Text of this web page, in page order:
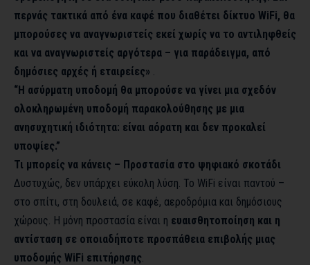
περνάς τακτικά από ένα καφέ που διαθέτει δίκτυο WiFi, θα
μπορούσες να αναγνωριστείς εκεί χωρίς να το αντιληφθείς
και να αναγνωριστείς αργότερα – για παράδειγμα, από
δημόσιες αρχές ή εταιρείες»
“Η ασύρματη υποδομή θα μπορούσε να γίνει μια σχεδόν
ολοκληρωμένη υποδομή παρακολούθησης με μια
ανησυχητική ιδιότητα: είναι αόρατη και δεν προκαλεί
υποψίες.”
Τι μπορείς να κάνεις – Προστασία στο ψηφιακό σκοτάδι
Δυστυχώς, δεν υπάρχει εύκολη λύση. Το WiFi είναι παντού –
στο σπίτι, στη δουλειά, σε καφέ, αεροδρόμια και δημόσιους
χώρους. Η μόνη προστασία είναι η ευαισθητοποίηση και η
αντίσταση σε οποιαδήποτε προσπάθεια επιβολής μιας
υποδομής WiFi επιτήρησης